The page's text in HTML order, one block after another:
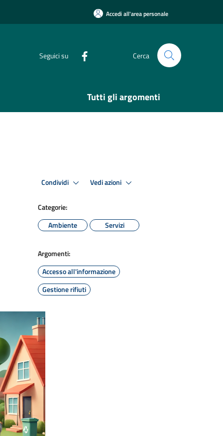
Accedi all'area personale
Seguici su Cerca
Tutti gli argomenti
Condividi Vedi azioni
Categorie:
Ambiente
Servizi
Argomenti:
Accesso all'informazione
Gestione rifiuti